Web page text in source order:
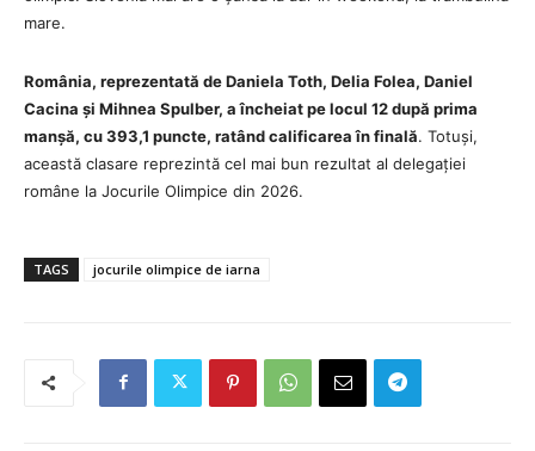
mare.
România, reprezentată de Daniela Toth, Delia Folea, Daniel
Cacina și Mihnea Spulber, a încheiat pe locul 12 după prima
manșă, cu 393,1 puncte, ratând calificarea în finală. Totuși,
această clasare reprezintă cel mai bun rezultat al delegației
române la Jocurile Olimpice din 2026.
TAGS jocurile olimpice de iarna